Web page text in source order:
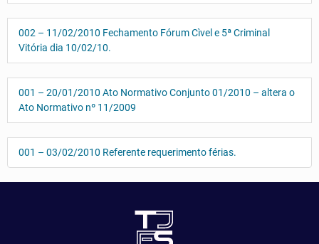
002 – 11/02/2010 Fechamento Fórum Cìvel e 5ª Criminal
Vitória dia 10/02/10.
001 – 20/01/2010 Ato Normativo Conjunto 01/2010 – altera o
Ato Normativo nº 11/2009
001 – 03/02/2010 Referente requerimento férias.